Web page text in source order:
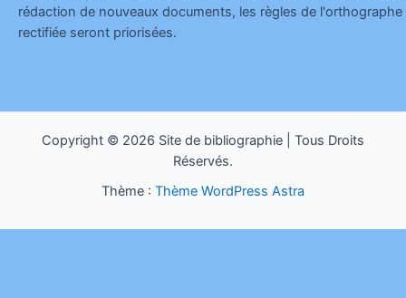
rédaction de nouveaux documents, les règles de l'orthographe
rectifiée seront priorisées.
Copyright © 2026 Site de bibliographie | Tous Droits
Réservés.
Thème : Thème WordPress Astra